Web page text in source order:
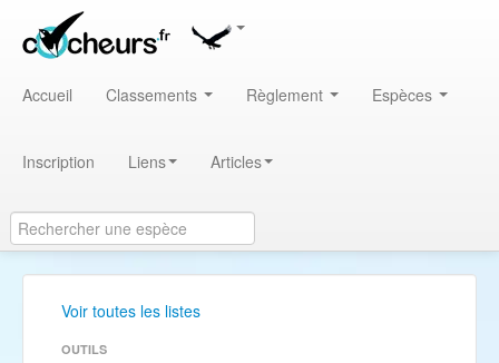
Accueil Classements Règlement Espèces
Inscription Liens Articles
Voir toutes les listes
OUTILS